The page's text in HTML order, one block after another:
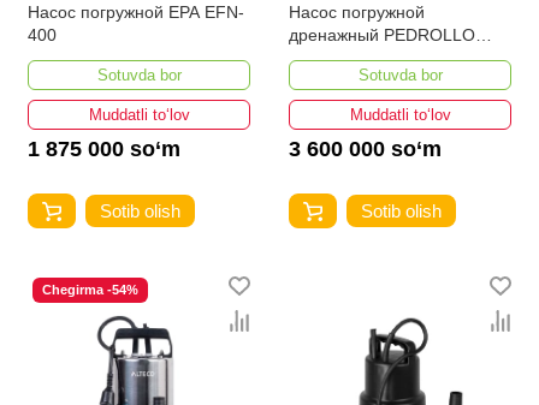
Насос погружной EPA EFN-
400
Sotuvda bor
Muddatli to‘lov
1 875 000 so‘m
Sotib olish
Насос погружной
дренажный PEDROLLO
TEX 3
Sotuvda bor
Muddatli to‘lov
3 600 000 so‘m
Sotib olish
Chegirma -54%